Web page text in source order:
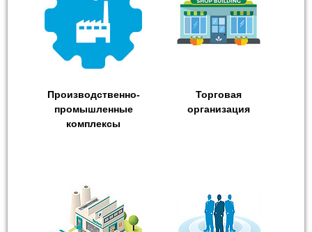
Производственно-
промышленные
комплексы
Торговая
организация